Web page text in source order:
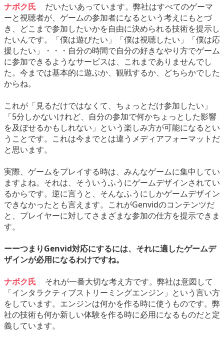
ナボク氏
だいたいあっています。弊社はすべてのゲーマ
ーと視聴者が、ゲームの参加者になるという考えにもとづ
き、どこまで参加したいかを自由に決められる技術を提示し
たいんです。「僕は遊びたい」「僕は視聴したい」「僕は応
援したい」・・・自分の時間で自分の好きなやり方でゲーム
に参加できるようなサービスは、これまでありませんでし
た。今までは基本的に遊ぶか、観戦するか、どちらかでした
からね。
これが「見るだけではなくて、ちょっとだけ参加したい」
「5分しかないけれど、自分の参加で何かちょっとした影響
を及ぼせるかもしれない」という楽しみ方が可能になるとい
うことです。これは今までとは違うメディアフォーマットだ
と思います。
実際、ゲームをプレイする時は、みんなゲームに集中してい
ますよね。それは、そういうふうにゲームデザインされてい
るからです。逆に言うと、そんなふうにしかゲームデザイン
できなかったとも言えます。これがGenvidのコンテンツだ
と、プレイヤーに対してさまざまな参加の仕方を提示できま
す。
ーーつまりGenvid対応にするには、それに適したゲームデ
ザインが必用になるわけですね。
ナボク氏
それが一番大切な考え方です。弊社は意図して
「インタラクティブストリーミングエンジン」という言い方
をしています。エンジンは何かを作る時に使うものです。弊
社の技術も何か新しい体験を作る時に必用になるものだと定
義しています。